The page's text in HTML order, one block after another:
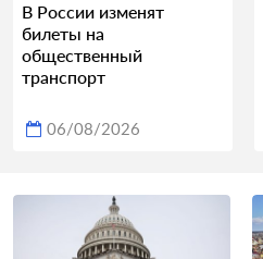
В России изменят
билеты на
общественный
транспорт
06/08/2026